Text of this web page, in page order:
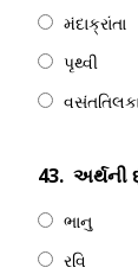
મંદાક્રાંતા
પૃથ્વી
43. અર્થની
ભાનુ
રવિ